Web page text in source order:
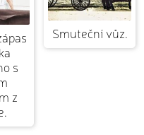
s
z
Smuteční vůz.